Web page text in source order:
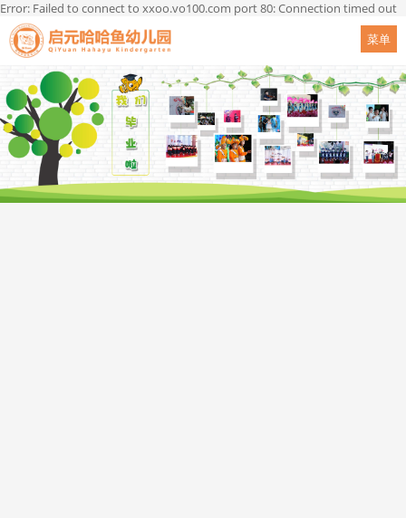
Error: Failed to connect to xxoo.vo100.com port 80: Connection timed out
菜单